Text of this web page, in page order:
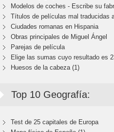
Modelos de coches - Escribe su
Títulos de películas mal traducidas
Ciudades romanas en Hispania
Obras principales de Miguel Ángel
Parejas de película
Elige las sumas cuyo resultado es
Huesos de la cabeza (1)
Top 10 Geografía:
Test de 25 capitales de Europa